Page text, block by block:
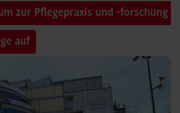
zur Pflegepraxis und -forschung
auf